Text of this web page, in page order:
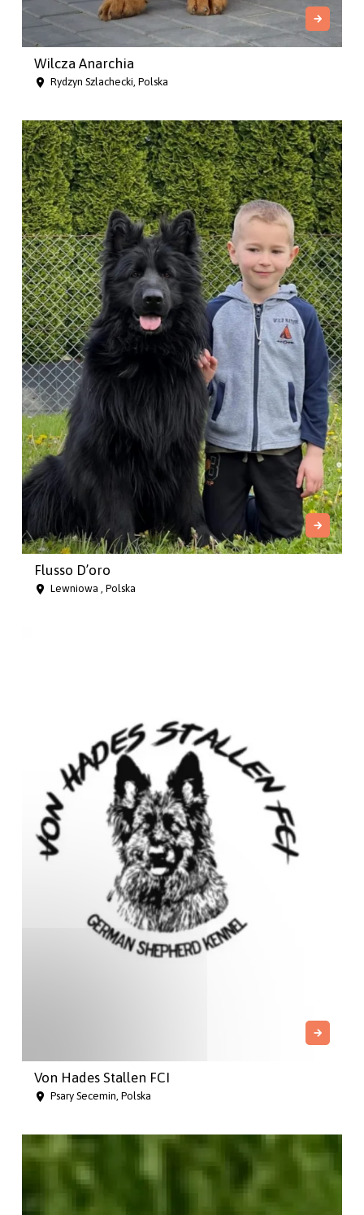
Wilcza Anarchia
Rydzyn Szlachecki, Polska
Flusso D’oro
Lewniowa , Polska
Von Hades Stallen FCI
Psary Secemin, Polska